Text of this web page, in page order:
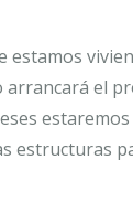
estamos
arrancará el
estructuras